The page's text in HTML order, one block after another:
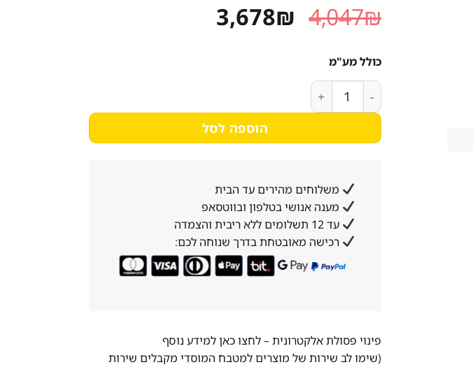
4,047₪ המחיר
המקורי
3,678₪ המחיר
כולל מע"מ
כמות של מכונת כביסה BOSCH WAN28222IL עם קיבולת 8 ק"ג ומהירות סחיטה 1400 סל"ד
הוספה לסל
משלוחים מהירים עד הבית
מענה אנושי בטלפון ובווטסאפ
עד 12 תשלומים ללא ריבית והצמדה
רכישה מאובטחת בדרך שנוחה לכם:
פינוי פסולת אלקטרונית –לחצו כאן למידע נוסף
(שימו לב שירות של מוצרים למטבח המוסדי מקבלים שירות